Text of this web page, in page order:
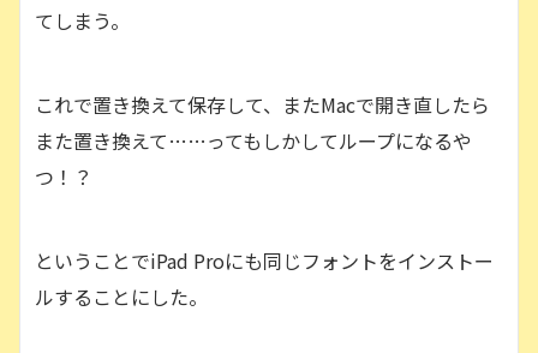
てしまう。
これで置き換えて保存して、またMacで開き直したら
また置き換えて……ってもしかしてループになるや
つ！？
ということでiPad Proにも同じフォントをインストー
ルすることにした。